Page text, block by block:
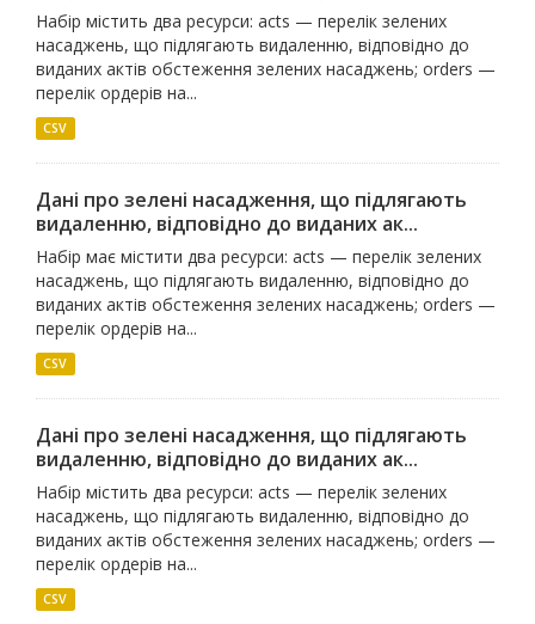
Набір містить два ресурси: acts — перелік зелених
насаджень, що підлягають видаленню, відповідно до
виданих актів обстеження зелених насаджень; orders —
перелік ордерів на...
CSV
Дані про зелені насадження, що підлягають
видаленню, відповідно до виданих ак...
Набір має містити два ресурси: acts — перелік зелених
насаджень, що підлягають видаленню, відповідно до
виданих актів обстеження зелених насаджень; orders —
перелік ордерів на...
CSV
Дані про зелені насадження, що підлягають
видаленню, відповідно до виданих ак...
Набір містить два ресурси: acts — перелік зелених
насаджень, що підлягають видаленню, відповідно до
виданих актів обстеження зелених насаджень; orders —
перелік ордерів на...
CSV